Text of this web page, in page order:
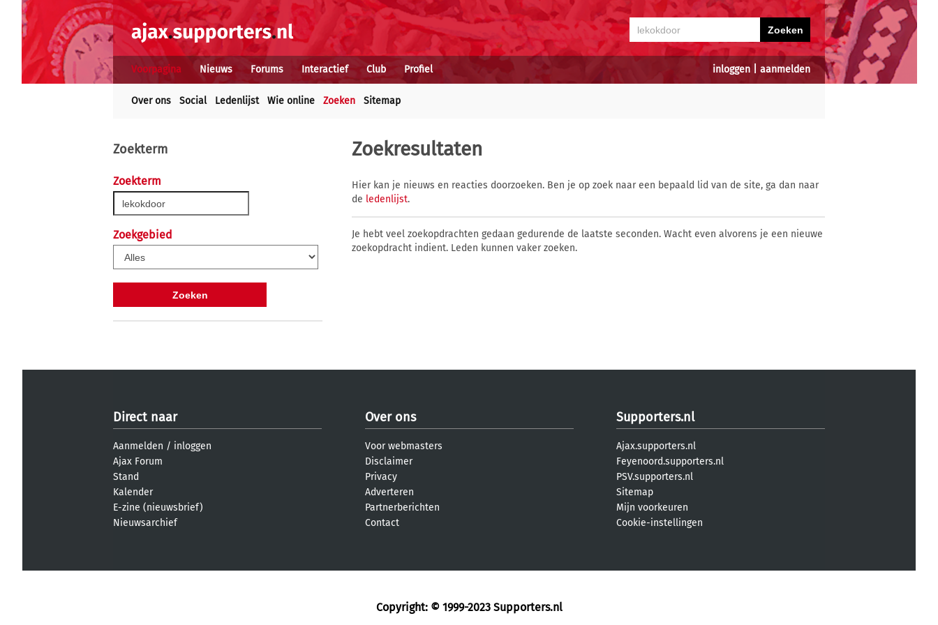
inloggen aanmelden
Voorpagina Nieuws Forums Interactief Club Profiel
Over ons Social Ledenlijst Wie online Zoeken Sitemap
Zoekterm
Zoekterm
Zoekgebied
Zoekresultaten
Hier kan je nieuws en reacties doorzoeken. Ben je op zoek naar een bepaald lid van de site, ga dan naar
de ledenlijst.
Je hebt veel zoekopdrachten gedaan gedurende de laatste seconden. Wacht even alvorens je een nieuwe
zoekopdracht indient. Leden kunnen vaker zoeken.
Direct naar
Aanmelden / inloggen
Ajax Forum
Stand
Kalender
E-zine (nieuwsbrief)
Nieuwsarchief
Over ons
Voor webmasters
Disclaimer
Privacy
Adverteren
Partnerberichten
Contact
Supporters.nl
Ajax.supporters.nl
Feyenoord.supporters.nl
PSV.supporters.nl
Sitemap
Mijn voorkeuren
Cookie-instellingen
Copyright: © 1999-2023 Supporters.nl